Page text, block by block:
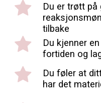
Du er trøtt på
tilbake
Du kjenner
fortiden og
Du føler at
har det